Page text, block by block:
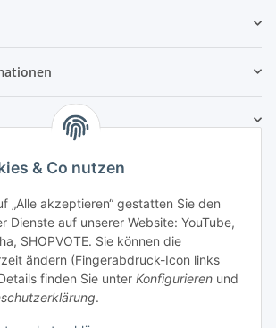
& Co nutzen
„Alle akzeptieren“ gestatten Sie den
Dienste auf unserer Website: YouTube,
SHOPVOTE. Sie können die
ändern (Fingerabdruck-Icon links
finden Sie unter Konfigurieren und
.